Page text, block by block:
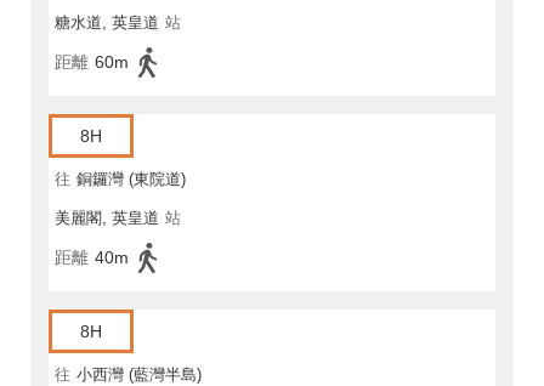
糖水道, 英皇道 站
距離 60m
8H
往 銅鑼灣 (東院道)
美麗閣, 英皇道 站
距離 40m
8H
往 小西灣 (藍灣半島)